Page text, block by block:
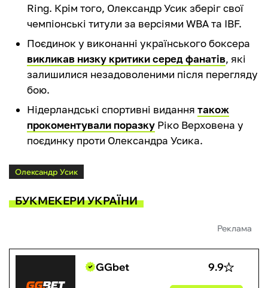
Ring. Крім того, Олександр Усик зберіг свої
чемпіонські титули за версіями WBA та IBF.
Поєдинок у виконанні українського боксера
викликав низку критики серед фанатів, які
залишилися незадоволеними після перегляду
бою.
Нідерландські спортивні видання також
прокоментували поразку Ріко Верховена у
поєдинку проти Олександра Усика.
Олександр Усик
БУКМЕКЕРИ УКРАЇНИ
Реклама
GGbet 9.9